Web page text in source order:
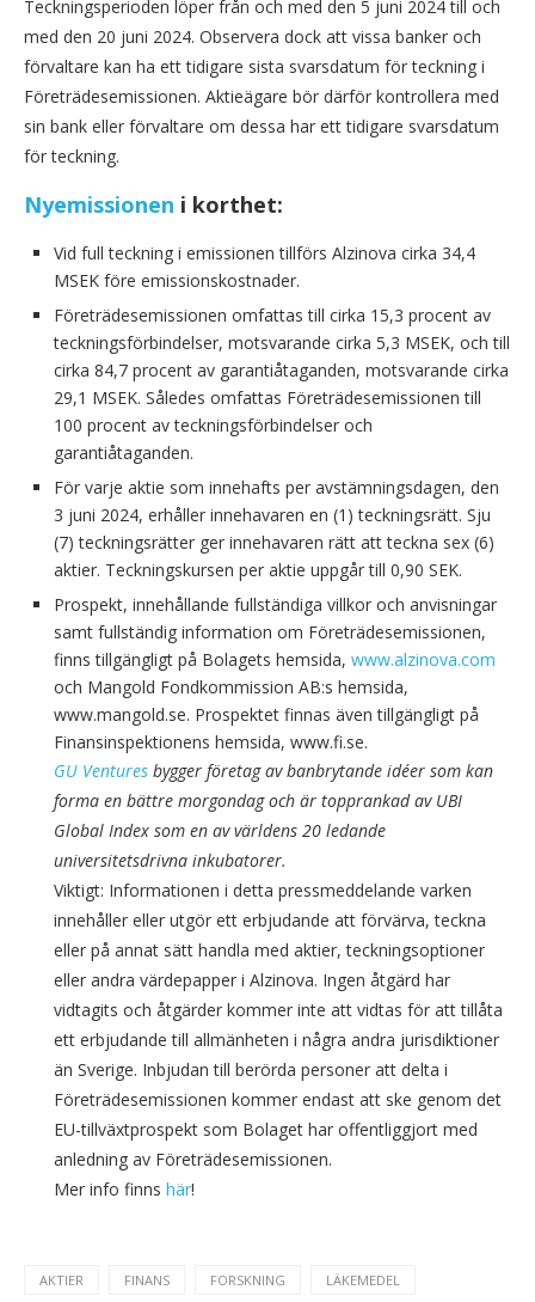
Teckningsperioden löper från och med den 5 juni 2024 till och
med den 20 juni 2024. Observera dock att vissa banker och
förvaltare kan ha ett tidigare sista svarsdatum för teckning i
Företrädesemissionen. Aktieägare bör därför kontrollera med
sin bank eller förvaltare om dessa har ett tidigare svarsdatum
för teckning.
Nyemissionen i korthet:
Vid full teckning i emissionen tillförs Alzinova cirka 34,4
MSEK före emissionskostnader.
Företrädesemissionen omfattas till cirka 15,3 procent av
teckningsförbindelser, motsvarande cirka 5,3 MSEK, och till
cirka 84,7 procent av garantiåtaganden, motsvarande cirka
29,1 MSEK. Således omfattas Företrädesemissionen till
100 procent av teckningsförbindelser och
garantiåtaganden.
För varje aktie som innehafts per avstämningsdagen, den
3 juni 2024, erhåller innehavaren en (1) teckningsrätt. Sju
(7) teckningsrätter ger innehavaren rätt att teckna sex (6)
aktier. Teckningskursen per aktie uppgår till 0,90 SEK.
Prospekt, innehållande fullständiga villkor och anvisningar
samt fullständig information om Företrädesemissionen,
finns tillgängligt på Bolagets hemsida, www.alzinova.com
och Mangold Fondkommission AB:s hemsida,
www.mangold.se. Prospektet finnas även tillgängligt på
Finansinspektionens hemsida, www.fi.se.
GU Ventures bygger företag av banbrytande idéer som kan
forma en bättre morgondag och är topprankad av UBI
Global Index som en av världens 20 ledande
universitetsdrivna inkubatorer.
Viktigt: Informationen i detta pressmeddelande varken
innehåller eller utgör ett erbjudande att förvärva, teckna
eller på annat sätt handla med aktier, teckningsoptioner
eller andra värdepapper i Alzinova. Ingen åtgärd har
vidtagits och åtgärder kommer inte att vidtas för att tillåta
ett erbjudande till allmänheten i några andra jurisdiktioner
än Sverige. Inbjudan till berörda personer att delta i
Företrädesemissionen kommer endast att ske genom det
EU-tillväxtprospekt som Bolaget har offentliggjort med
anledning av Företrädesemissionen.
Mer info finns här!
AKTIER FINANS FORSKNING LÄKEMEDEL